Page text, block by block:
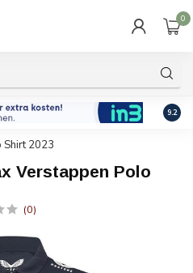
0
9.2
Shirt 2023
Verstappen Polo
(0)